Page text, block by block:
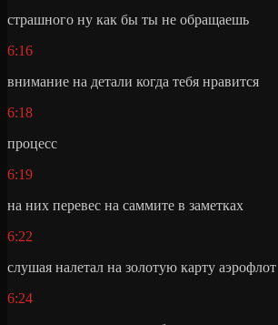
страшного ну как бы ты не обращаешь
6:16
внимание на детали когда тебя нравится
6:18
процесс
6:19
на них перевес на саммите в заметках
6:22
слушая налетал на золотую карту аэрофлот
6:24